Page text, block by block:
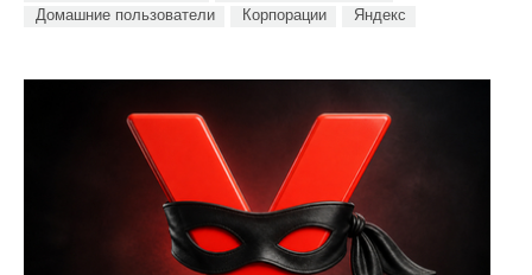
Домашние пользователи
Корпорации Яндекс